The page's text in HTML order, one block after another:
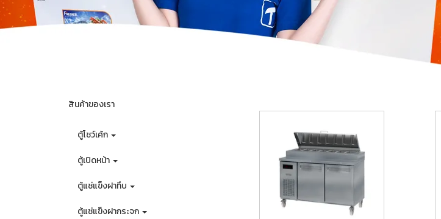
สินค้าของเรา
ตู้โชว์เค้ก
ตู้เปิดหน้า
ตู้แช่แข็งฝาทึบ
ตู้แช่แข็งฝากระจก